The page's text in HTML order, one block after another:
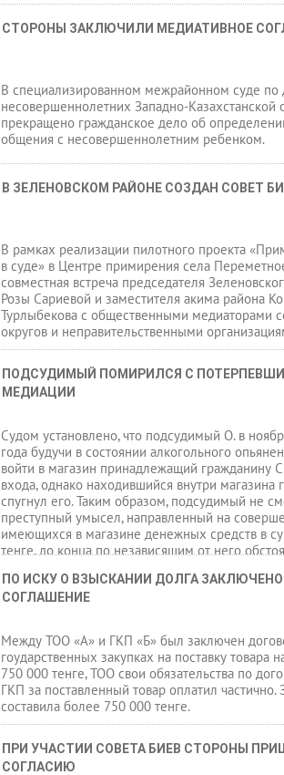
СТОРОНЫ ЗАКЛЮЧИЛИ МЕДИАТИВНОЕ
В специализированном межрайонном суде по
несовершеннолетних Западно-Казахстанской
прекращено гражданское дело об
общения с несовершеннолетним ребенком.
В ЗЕЛЕНОВСКОМ РАЙОНЕ СОЗДАН СОВЕТ
В рамках реализации пилотного проекта
в суде» в Центре примирения села
совместная встреча председателя
Розы Сариевой и заместителя акима района
Турлыбекова с общественными медиаторами
округов и неправительственными
ПОДСУДИМЫЙ ПОМИРИЛСЯ С
МЕДИАЦИИ
Судом установлено, что подсудимый О. в
года будучи в состоянии алкогольного
войти в магазин принадлежащий гражданину
входа, однако находившийся внутри магазина
спугнул его. Таким образом, подсудимый не
преступный умысел, направленный на
имеющихся в магазине денежных средств в
тенге, до конца по независящим от него
месяца 2017 года, подсудимый будучи в
алкогольного опьянения, путем выдавливания
похитил имущество, тем самым причинил
материальный ущерб на общую сумму 186 500
ПО ИСКУ О ВЗЫСКАНИИ ДОЛГА
СОГЛАШЕНИЕ
Между ТОО «А» и ГКП «Б» был заключен
гоударственных закупках на поставку товара
750 000 тенге, ТОО свои обязательства по
ГКП за поставленный товар оплатил частично.
составила более 750 000 тенге.
ПРИ УЧАСТИИ СОВЕТА БИЕВ СТОРОНЫ
СОГЛАСИЮ